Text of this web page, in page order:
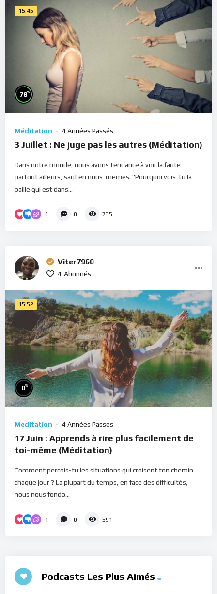
15:45
78%
Méditation 4 Années Passés
3 Juillet : Ne juge pas les autres (Méditation)
Dans notre monde, nous avons tendance à voir la faute
partout ailleurs, sauf en nous-mêmes. "Pourquoi vois-tu la
paille qui est dans...
1 0 735
Viter7960
4 Abonnés
15:52
0%
Méditation 4 Années Passés
17 Juin : Apprends à rire plus facilement de
toi-même (Méditation)
Comment percois-tu les situations qui croisent ton chemin
chaque jour ? La plupart du temps, en face des difficultés,
nous nous fondo...
1 0 591
Podcasts Les Plus Aimés